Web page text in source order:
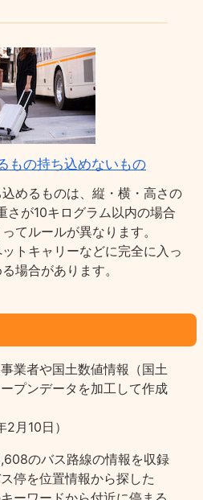
もの持ち込めないもの
めるものは、縦・横・高さの
さが10キログラム以内の場合
てルールが異なります。
トキャリーなどに完全に入っ
場合があります。
業者や国土数値情報（国土
プンデータを加工して作成
月10日）
のバス路線の情報を収録
停を位置情報から探した